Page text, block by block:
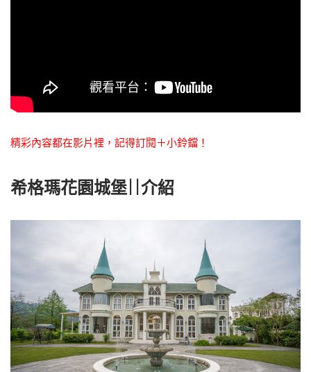
精彩內容都在影片裡，記得訂閱＋小鈴鐺！
希格瑪花園城堡||介紹